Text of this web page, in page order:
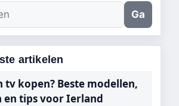
Ga
artikelen
tv kopen? Beste modellen,
en tips voor Ierland